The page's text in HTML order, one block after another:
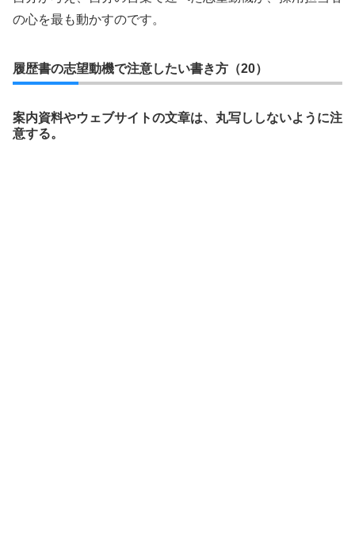
の心を最も動かすのです。
履歴書の志望動機で注意したい書き方（20）
案内資料やウェブサイトの文章は、丸写ししないように注
意する。